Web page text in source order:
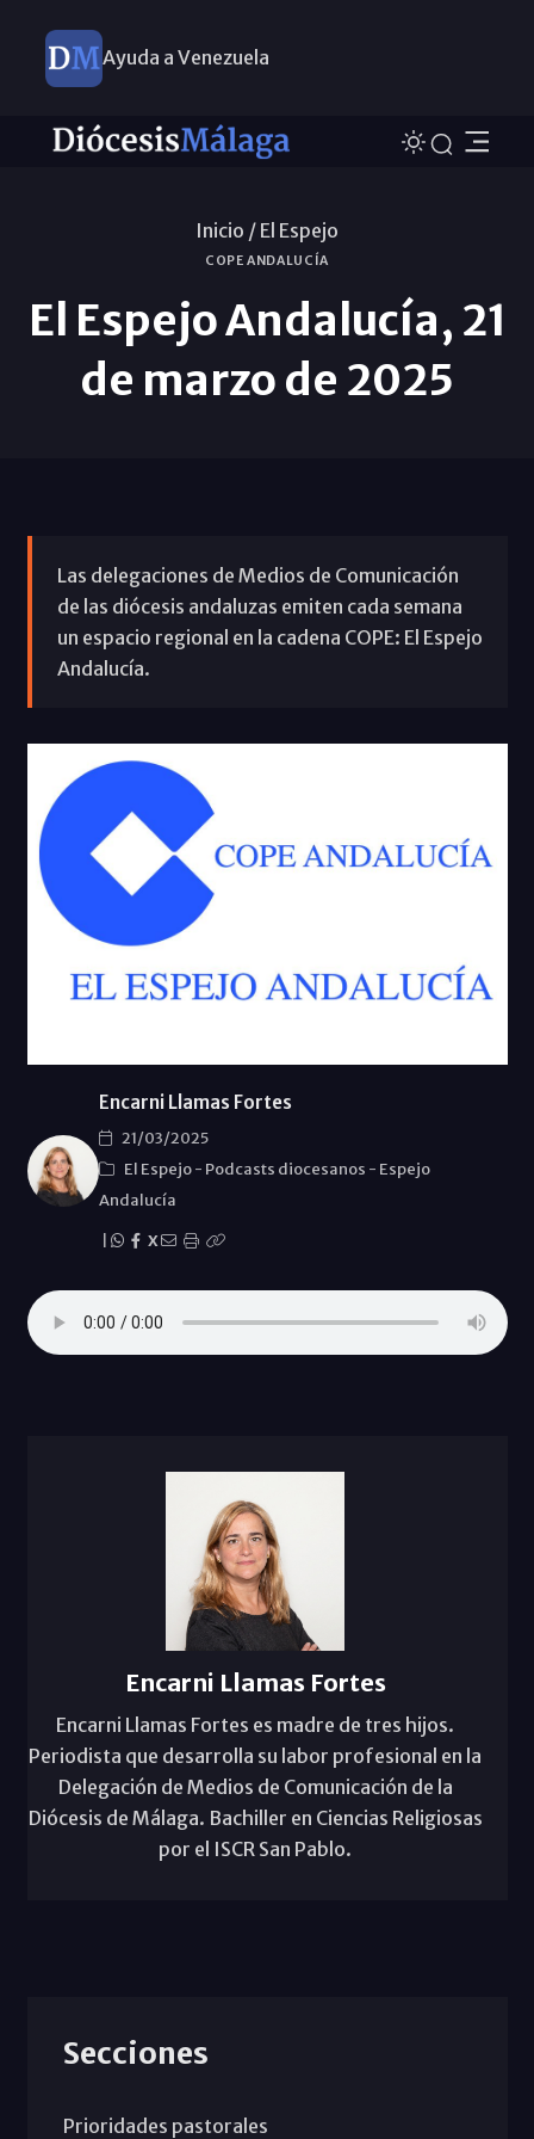
Ayuda a Venezuela
Inicio / El Espejo
COPE ANDALUCÍA
El Espejo Andalucía, 21
de marzo de 2025
Las delegaciones de Medios de Comunicación
de las diócesis andaluzas emiten cada semana
un espacio regional en la cadena COPE: El Espejo
Andalucía.
Encarni Llamas Fortes
21/03/2025
El Espejo- Podcasts diocesanos - Espejo
Andalucía
X
Encarni Llamas Fortes
Encarni Llamas Fortes es madre de tres hijos.
Periodista que desarrolla su labor profesional en la
Delegación de Medios de Comunicación de la
Diócesis de Málaga. Bachiller en Ciencias Religiosas
por el ISCR San Pablo.
Secciones
Prioridades pastorales